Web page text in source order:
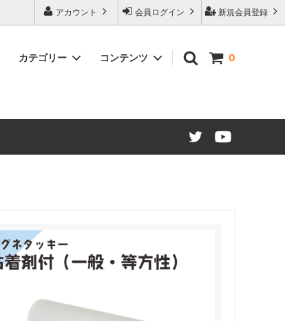
新規会員登録
会員ログイン
アカウント
0
カテゴリー
付
コンテンツ
作について